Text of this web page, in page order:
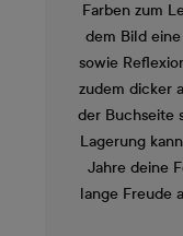
Farben zum
dem Bild
sowie
zudem dicker
der Buchseite
Lagerung
Jahre deine
lange Freude